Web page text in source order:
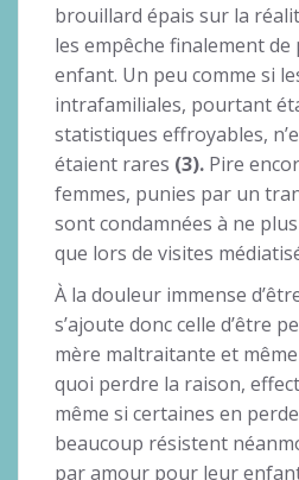
brouillard épais sur la
les empêche finalement
enfant. Un peu comme si
intrafamiliales, pourtant
statistiques effroyables,
étaient rares (3). Pire
femmes, punies par un
sont condamnées à ne
que lors de visites
À la douleur immense
s’ajoute donc celle d’être
mère maltraitante et
quoi perdre la raison,
même si certaines en
beaucoup résistent
par amour pour leur